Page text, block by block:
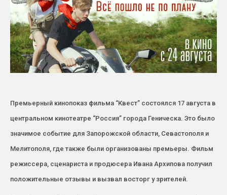
Премьерный кинопоказ фильма “Квест” состоялся 17 августа в
центральном кинотеатре “Россия” города Геническа. Это было
значимое событие для Запорожской области, Севастополя и
Мелитополя, где также были организованы премьеры. Фильм
режиссера, сценариста и продюсера Ивана Архипова получил
положительные отзывы и вызвал восторг у зрителей.